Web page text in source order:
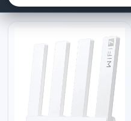
MicroTi — Sua